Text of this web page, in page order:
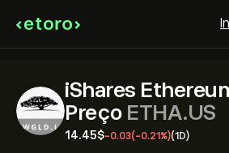
iShares
PreçoETHA.US
14.45‎$‎-0.03(-0.21%)(1D)